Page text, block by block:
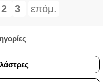
2 3 επόμ.